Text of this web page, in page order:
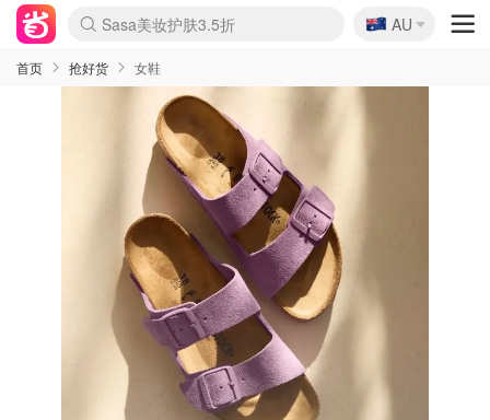
lululemon折扣上新
Sasa美妆护肤3.5折
SSENSE年中2.5折
FreshBeauty好价汇总
Cettire降价+叠9折
WWS Coles超市实拍
viagogo二手票捡漏
Myer超级周末
The Outnet奢牌1折起
David Jones 3折起
Flannels大牌1折
Perfumes Club护肤1折
AMIRO面罩$251
Amazon折扣汇总
eToro入金$200送$50
Amazon数码好物
ICONIC本周7.5折
ThedoubleF高奢地板价
Moose Knuckles 6折
丝芙兰5折起
EUFY摄像头$98
Selenichast首饰2折
Trip机票酒店促销
YSL送5件彩妆礼
Amazon家居好物
Amazon美妆护肤
雅漾大喷$8
过敏原检测盒$33
伊索独家赠50ml沐浴露
科颜氏高保湿面霜$29
SEALIFE海洋馆门票6折
丝塔芙大白罐$16
订阅Newsletter送香薰
Cult Beauty 6.8折
Harrods圣诞日历$525
LN-CC奢牌私促3折
d'Alba空姐喷雾$16
EVE LOM套装£56
Bernardelli独家4折
Adore Beauty 6折起
CT圣诞日历
Mytheresa奢品2.7折
Luxury Escapes 9折
Currentbody美容仪$881
MOON Garden Live
Roborock扫地机$649
Tingo Life水杯$24
Valentino官网5折
CR洗护套装$23
修丽可4件套$159
Myer彩妆2件7折
GANNI官网4.5折
Stylevana韩妆4折
Tessabit高奢8.5折
OGX洗发水$11
Amazon阿德莱德次日达
卡诗8.5折+赠礼
Philips Hue灯具8折
🇦🇺
AU
首页 抢好货 女鞋